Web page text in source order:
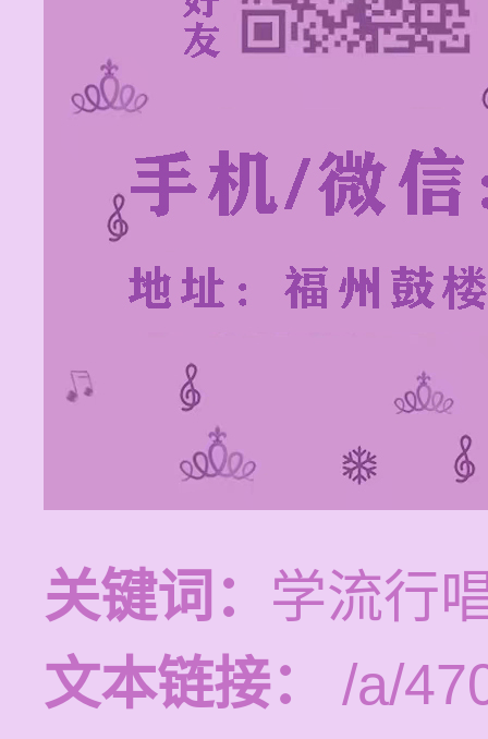
关键词： 学流行
文本链接：
/a/